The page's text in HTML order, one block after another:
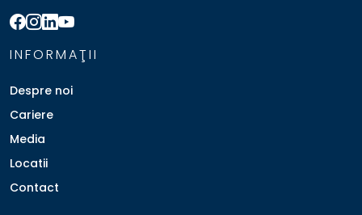
INFORMAŢII
Despre noi
Cariere
Media
Locatii
Contact